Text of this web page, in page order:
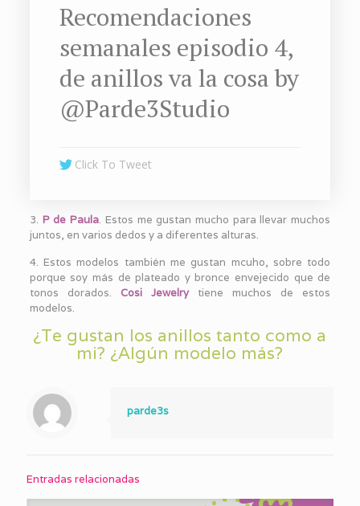
Recomendaciones
semanales episodio 4,
de anillos va la cosa by
@Parde3Studio
Click To Tweet
3. P de Paula. Estos me gustan mucho para llevar muchos
juntos, en varios dedos y a diferentes alturas.
4. Estos modelos también me gustan mcuho, sobre todo
porque soy más de plateado y bronce envejecido que de
tonos dorados. Cosi Jewelry tiene muchos de estos
modelos.
¿Te gustan los anillos tanto como a
mi? ¿Algún modelo más?
parde3s
Entradas relacionadas